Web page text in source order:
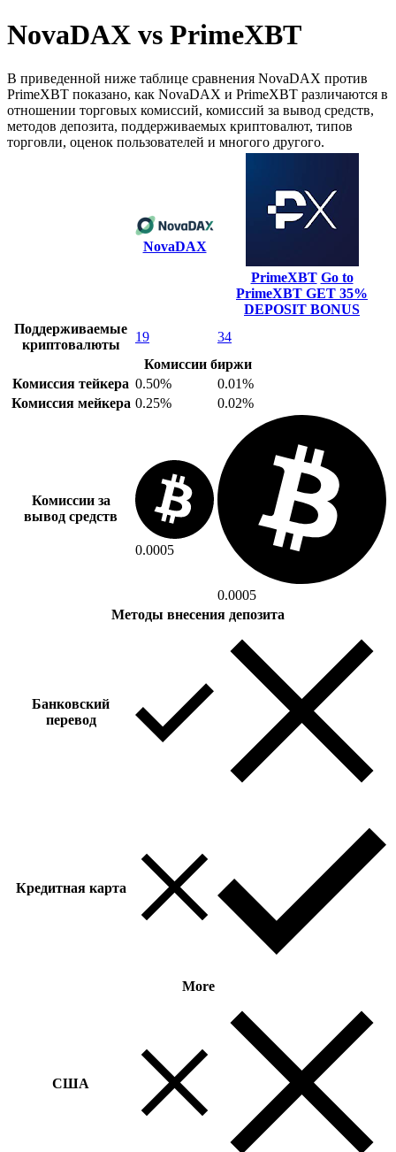
NovaDAX vs PrimeXBT
В приведенной ниже таблице сравнения NovaDAX против
PrimeXBT показано, как NovaDAX и PrimeXBT различаются в
отношении торговых комиссий, комиссий за вывод средств,
методов депозита, поддерживаемых криптовалют, типов
торговли, оценок пользователей и многого другого.
NovaDAX
PrimeXBT Go to
PrimeXBT GET 35%
DEPOSIT BONUS
Поддерживаемые
криптовалюты
19
34
Комиссии биржи
Комиссия тейкера 0.50%
0.01%
Комиссия мейкера 0.25% 0.02%
Комиссии за
вывод средств
0.0005
0.0005
Методы внесения депозита
Банковский
перевод
Кредитная карта
More
США